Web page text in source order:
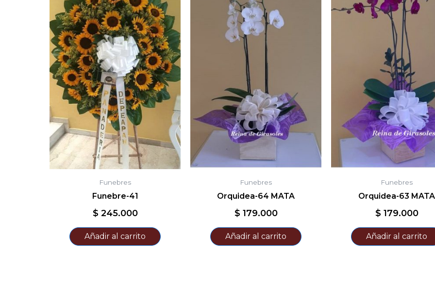
Funebres
Funebre-41
$ 245.000
Añadir al carrito
Funebres
Orquidea-64 MATA
$ 179.000
Añadir al carrito
Funebres
Orquidea-63 MATA
$ 179.000
Añadir al carrito